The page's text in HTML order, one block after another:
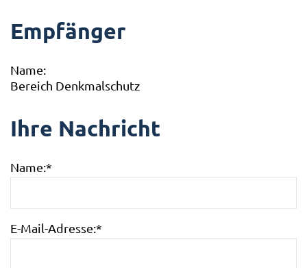
Empfänger
Name:
Bereich Denkmalschutz
Ihre Nachricht
Name:*
E-Mail-Adresse:*